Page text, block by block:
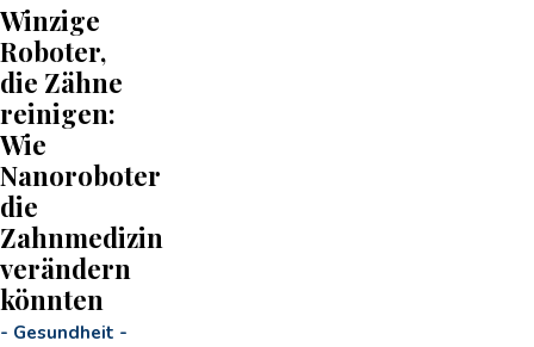
Winzige
Roboter,
die Zähne
reinigen:
Wie
Nanoroboter
die
Zahnmedizin
verändern
könnten
- Gesundheit -